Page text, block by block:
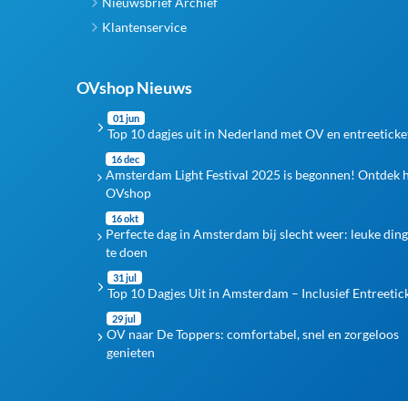
Klantenservice
OVshop Nieuws
01 jun
Top 10 dagjes uit in Nederland met OV en
16 dec
Amsterdam Light Festival 2025 is begonnen! Ontdek
OVshop
16 okt
Perfecte dag in Amsterdam bij slecht weer: leuke
te doen
31 jul
Top 10 Dagjes Uit in Amsterdam – Inclusief
29 jul
OV naar De Toppers: comfortabel, snel en zorgeloos
genieten